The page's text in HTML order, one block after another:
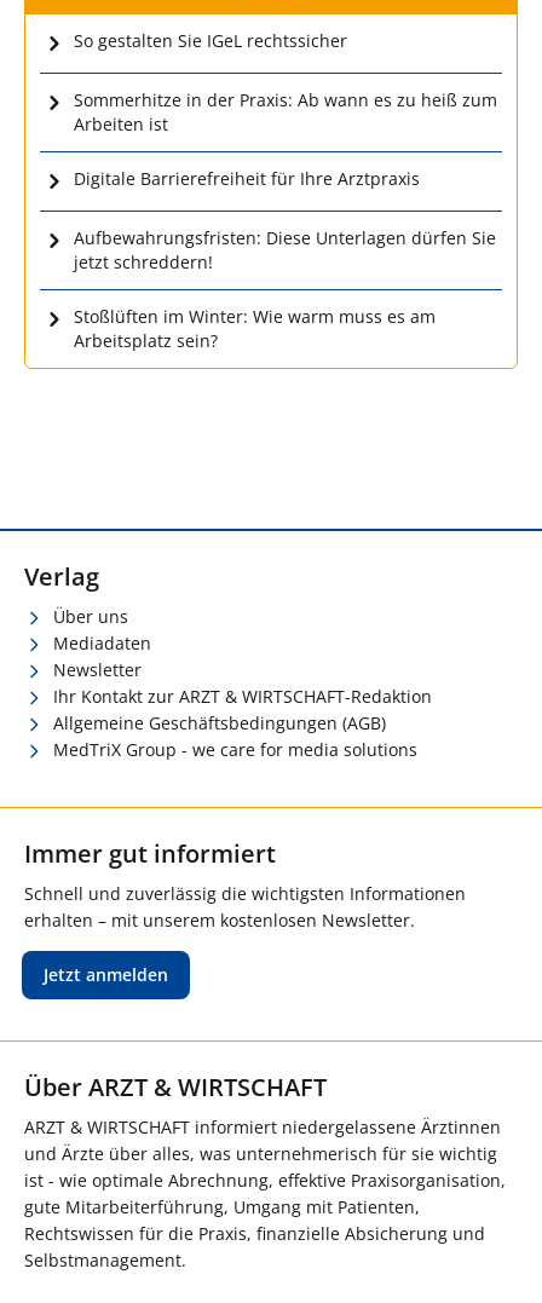
So gestalten Sie IGeL rechtssicher
Sommerhitze in der Praxis: Ab wann es zu heiß zum
Arbeiten ist
Digitale Barrierefreiheit für Ihre Arztpraxis
Aufbewahrungsfristen: Diese Unterlagen dürfen Sie
jetzt schreddern!
Stoßlüften im Winter: Wie warm muss es am
Arbeitsplatz sein?
Verlag
Über uns
Mediadaten
Newsletter
Ihr Kontakt zur ARZT & WIRTSCHAFT-Redaktion
Allgemeine Geschäftsbedingungen (AGB)
MedTriX Group - we care for media solutions
Immer gut informiert
Schnell und zuverlässig die wichtigsten Informationen
erhalten – mit unserem kostenlosen Newsletter.
Jetzt anmelden
Über ARZT & WIRTSCHAFT
ARZT & WIRTSCHAFT informiert niedergelassene Ärztinnen
und Ärzte über alles, was unternehmerisch für sie wichtig
ist - wie optimale Abrechnung, effektive Praxisorganisation,
gute Mitarbeiterführung, Umgang mit Patienten,
Rechtswissen für die Praxis, finanzielle Absicherung und
Selbstmanagement.